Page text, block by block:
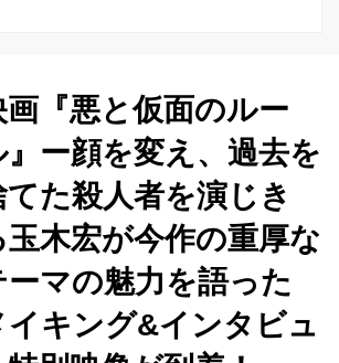
画『悪と仮面のルー
』ー顔を変え、過去を
てた殺人者を演じき
玉木宏が今作の重厚な
ーマの魅力を語った
イキング&インタビュ